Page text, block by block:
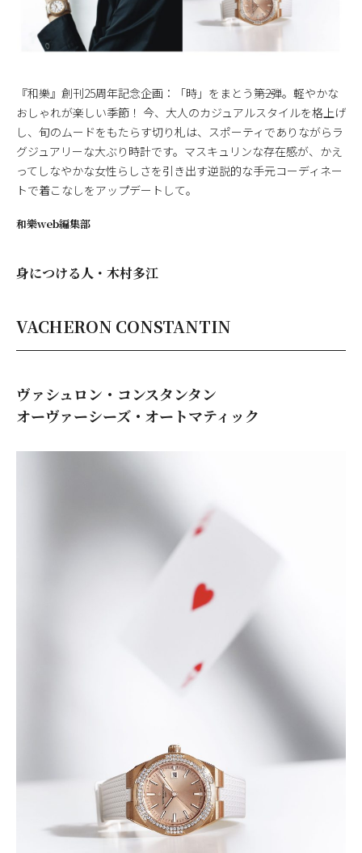
『和樂』創刊25周年記念企画：「時」をまとう――第2弾。軽やかな
おしゃれが楽しい季節！ 今、大人のカジュアルスタイルを格上げ
し、旬のムードをもたらす切り札は、スポーティでありながらラ
グジュアリーな大ぶり時計です。マスキュリンな存在感が、かえ
ってしなやかな女性らしさを引き出す逆説的な手元コーディネー
トで着こなしをアップデートして。
和樂web編集部
身につける人・木村多江
VACHERON CONSTANTIN
ヴァシュロン・コンスタンタン
オーヴァーシーズ・オートマティック